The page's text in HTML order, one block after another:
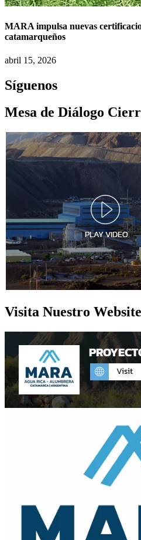
MARA impulsa nuevas
catamarqueños
abril 15, 2026
Síguenos
Mesa de Diálogo
Visita Nuestro